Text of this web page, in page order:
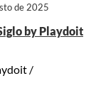
de 2025
by Playdoit
/